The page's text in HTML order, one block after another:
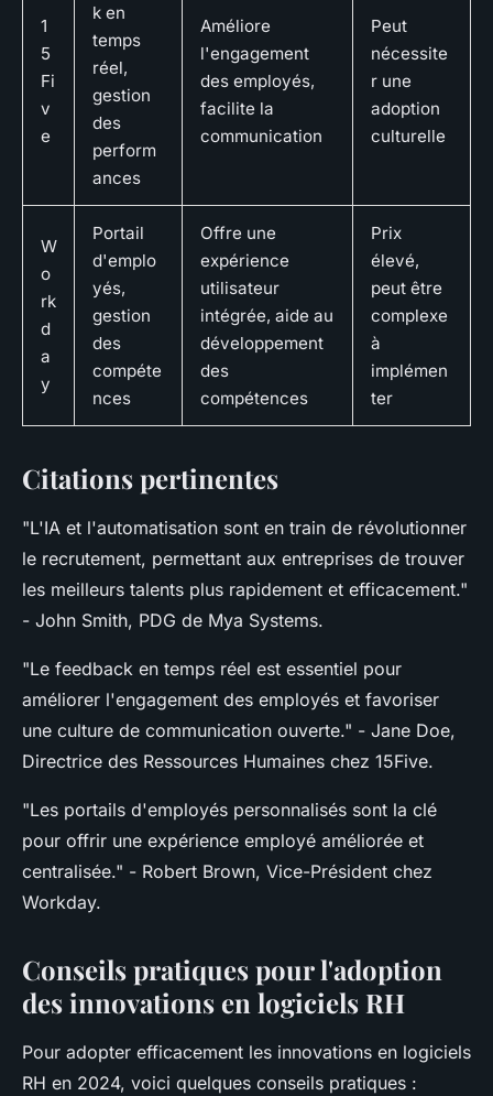
1
5
Fi
v
e
k en
temps
réel,
gestion
des
perform
ances
Améliore
l'engagement
des employés,
facilite la
communication
Peut
nécessite
r une
adoption
culturelle
W
o
rk
d
a
y
Portail
d'emplo
yés,
gestion
des
compéte
nces
Offre une
expérience
utilisateur
intégrée, aide au
développement
des
compétences
Prix
élevé,
peut être
complexe
à
implémen
ter
Citations pertinentes
"L'IA et l'automatisation sont en train de révolutionner
le recrutement, permettant aux entreprises de trouver
les meilleurs talents plus rapidement et efficacement."
- John Smith, PDG de Mya Systems.
"Le feedback en temps réel est essentiel pour
améliorer l'engagement des employés et favoriser
une culture de communication ouverte." - Jane Doe,
Directrice des Ressources Humaines chez 15Five.
"Les portails d'employés personnalisés sont la clé
pour offrir une expérience employé améliorée et
centralisée." - Robert Brown, Vice-Président chez
Workday.
Conseils pratiques pour l'adoption
des innovations en logiciels RH
Pour adopter efficacement les innovations en logiciels
RH en 2024, voici quelques conseils pratiques :